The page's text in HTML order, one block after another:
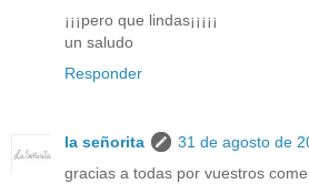
¡¡¡pero que lindas¡¡¡¡¡
un saludo
Responder
la señorita
31 de agosto de
gracias a todas por vuestros